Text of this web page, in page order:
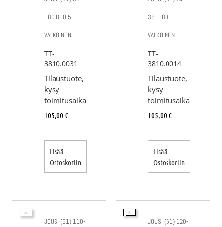
180 D10.5
VALKOINEN
TT-
3810.0031
Tilaustuote,
kysy
toimitusaika
105,00 €
Lisää
Ostoskoriin
36- 180
VALKOINEN
TT-
3810.0014
Tilaustuote,
kysy
toimitusaika
105,00 €
Lisää
Ostoskoriin
JOUSI (51) 110- JOUSI (51) 120-